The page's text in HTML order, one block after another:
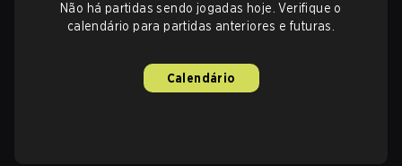
Não há partidas sendo jogadas hoje. Verifique o
calendário para partidas anteriores e futuras.
Calendário